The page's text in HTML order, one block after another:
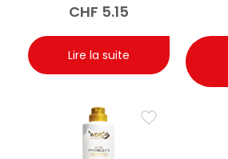
CHF 5.15
Lire la suite